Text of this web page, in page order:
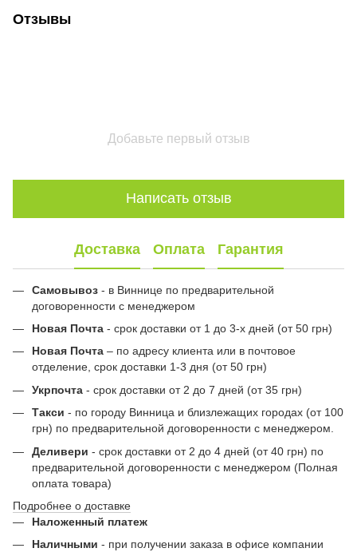
Отзывы
Добавьте первый отзыв
Написать отзыв
Доставка Оплата Гарантия
Самовывоз - в Виннице по предварительной
договоренности с менеджером
Новая Почта - срок доставки от 1 до 3-х дней (от 50 грн)
Новая Почта – по адресу клиента или в почтовое
отделение, срок доставки 1-3 дня (от 50 грн)
Укрпочта - срок доставки от 2 до 7 дней (от 35 грн)
Такси - по городу Винница и близлежащих городах (от 100
грн) по предварительной договоренности с менеджером.
Деливери - срок доставки от 2 до 4 дней (от 40 грн) по
предварительной договоренности с менеджером (Полная
оплата товара)
Подробнее о доставке
Наложенный платеж
Наличными - при получении заказа в офисе компании